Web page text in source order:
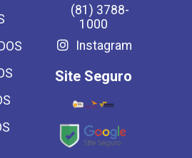
(81) 3788-
1000
Instagram
Site Seguro